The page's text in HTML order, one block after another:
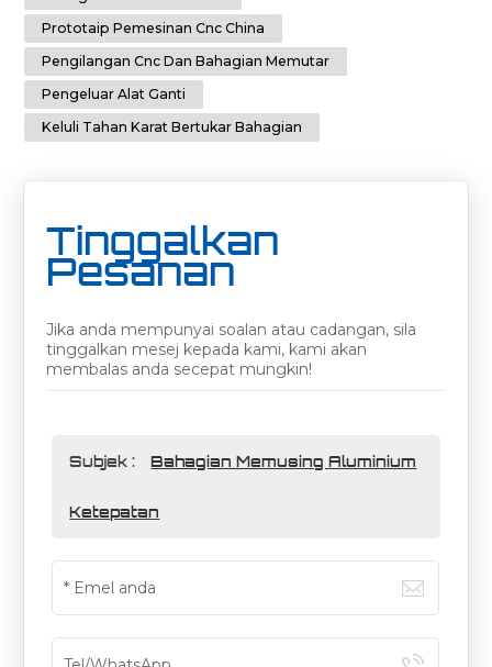
Prototaip Pemesinan Cnc China
Pengilangan Cnc Dan Bahagian Memutar
Pengeluar Alat Ganti
Keluli Tahan Karat Bertukar Bahagian
Tinggalkan
Pesanan
Jika anda mempunyai soalan atau cadangan, sila
tinggalkan mesej kepada kami, kami akan
membalas anda secepat mungkin!
Subjek : Bahagian Memusing Aluminium
Ketepatan